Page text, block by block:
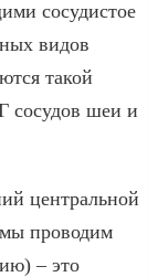
сосудистое
видов
такой
сосудов шеи и
центральной
проводим
– это